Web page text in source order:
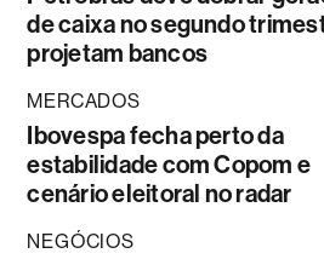
de caixa no segundo
projetam bancos
MERCADOS
Ibovespa fecha perto da
estabilidade com Copom e
cenário eleitoral no radar
NEGÓCIOS